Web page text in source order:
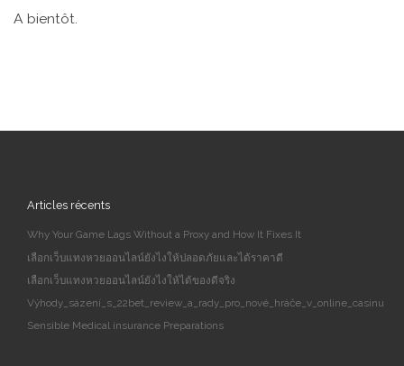
A bientôt.
Articles récents
Why Your Game Lags Without a Proxy and How It Fixes It
เลือกเว็บแทงหวยออนไลน์ยังไงให้ปลอดภัยและได้ราคาดี
เลือกเว็บแทงหวยออนไลน์ยังไงให้ได้ของดีจริง
Výhody_sázení_s_22bet_review_a_rady_pro_nové_hráče_v_online_casinu
Sensible Medical insurance Preparations